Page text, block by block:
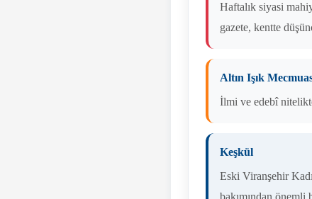
Haftalık siyasi
gazete, kentte
Altın Işık
İlmi ve edebî
Keşkül
Eski Viranşehir